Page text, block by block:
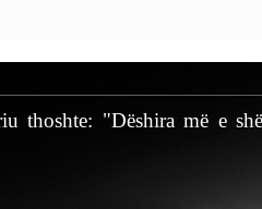
thoshte: "Dëshira më e